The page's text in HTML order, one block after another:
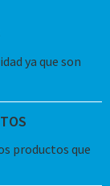
ya que son
productos que